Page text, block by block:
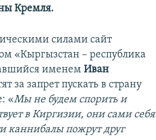
Кремля.
силами сайт
«Кыргызстан – республика
именемИван
за запрет пускать в страну
«Мы не будем спорить и
в Киргизии, они сами себя
каннибалы пожрут друг